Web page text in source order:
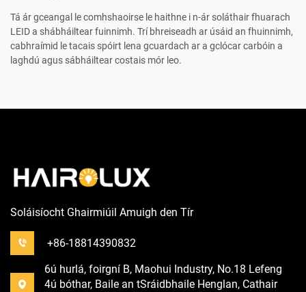
Tá ár gceangal le comhshaoirse le haithne i n-ár soláthair fhuarach
LEID a shábháiltear fuinnimh. Trí bhreiseadh ar úsáid an fhuinnimh,
cabhraímid le tacais spóirt lena gcuardach ar a gclócar carbóin a
laghdú agus sábháiltear costais mór leo.
Soláisíocht Ghairmiúil Amuigh den Tír
+86-18814390832
6ú hurlá, foirgní B, Maohui Industry, No.18 Lefeng
4ú bóthar, Baile an tSráidbhaile Henglan, Cathair